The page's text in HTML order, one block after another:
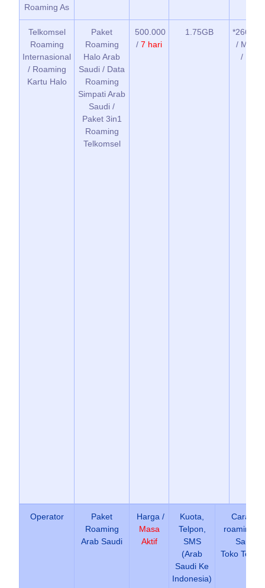
Roaming As
Telkomsel
Roaming
Internasional
/ Roaming
Kartu Halo
Paket
Roaming
Halo Arab
Saudi / Data
Roaming
Simpati Arab
Saudi /
Paket 3in1
Roaming
Telkomsel
500.000
/ 7 hari
1.75GB
/
/
Operator
Paket
Roaming
Arab Saudi
Harga /
Masa
Aktif
Kuota,
Telpon,
SMS
(Arab
Saudi Ke
Indonesia)
Cara Beli
roaming
Saudi /
Toko